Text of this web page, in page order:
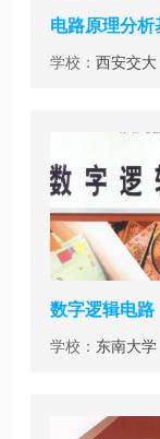
电路原理分析
学校： 西安交大
数字逻辑电路
学校： 东南大学